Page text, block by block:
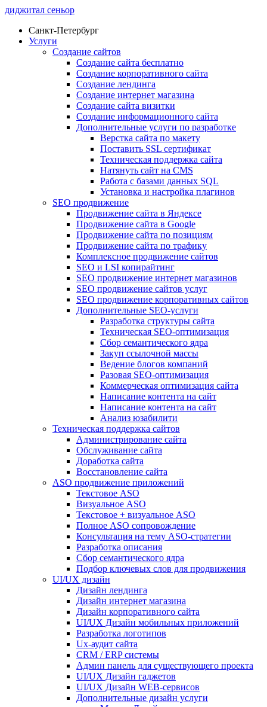
диджитал сеньор
Санкт-Петербург
Услуги
Создание сайтов
Создание сайта бесплатно
Создание корпоративного сайта
Создание лендинга
Создание интернет магазина
Создание сайта визитки
Создание информационного сайта
Дополнительные услуги по разработке
Верстка сайта по макету
Поставить SSL сертификат
Техническая поддержка сайта
Натянуть сайт на CMS
Работа с базами данных SQL
Установка и настройка плагинов
SEO продвижение
Продвижение сайта в Яндексе
Продвижение сайта в Google
Продвижение сайта по позициям
Продвижение сайта по трафику
Комплексное продвижение сайтов
SEO и LSI копирайтинг
SEO продвижение интернет магазинов
SEO продвижение сайтов услуг
SEO продвижение корпоративных сайтов
Дополнительные SEO-услуги
Разработка структуры сайта
Техническая SEO-оптимизация
Сбор семантического ядра
Закуп ссылочной массы
Ведение блогов компаний
Разовая SEO-оптимизация
Коммерческая оптимизация сайта
Написание контента на сайт
Написание контента на сайт
Анализ юзабилити
Техническая поддержка сайтов
Администрирование сайта
Обслуживание сайта
Доработка сайта
Восстановление сайта
ASO продвижение приложений
Текстовое ASO
Визуальное ASO
Текстовое + визуальное ASO
Полное ASO сопровождение
Консультация на тему АSO-стратегии
Разработка описания
Сбор семантического ядра
Подбор ключевых слов для продвижения
UI/UX дизайн
Дизайн лендинга
Дизайн интернет магазина
Дизайн корпоративного сайта
UI/UX Дизайн мобильных приложений
Разработка логотипов
Ux-аудит сайта
CRM / ERP системы
Админ панель для существующего проекта
UI/UX Дизайн гаджетов
UI/UX Дизайн WEB-сервисов
Дополнительные дизайн услуги